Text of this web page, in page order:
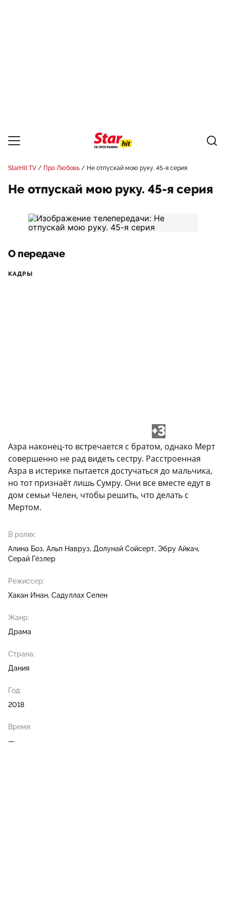
StarHit TV Про Любовь Не отпускай мою руку. 45-я серия
Не отпускай мою руку. 45-я серия
О передаче
КАДРЫ
+3
Азра наконец-то встречается с братом, однако Мерт
совершенно не рад видеть сестру. Расстроенная
Азра в истерике пытается достучаться до мальчика,
но тот признаёт лишь Сумру. Они все вместе едут в
дом семьи Челен, чтобы решить, что делать с
Мертом.
В ролях:
Алина Боз Альп Навруз Долунай Сойсерт Эбру Айкач
Серай Гёзлер
Режиссер:
Хакан Инан Садуллах Селен
Жанр:
Драма
Страна:
Дания
Год:
2018
Время:
—